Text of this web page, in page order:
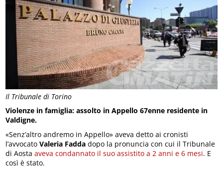
Il Tribunale di Torino
Violenze in famiglia: assolto in Appello 67enne residente in
Valdigne.
«Senz’altro andremo in Appello» aveva detto ai cronisti
l’avvocatoValeria Fadda dopo la pronuncia con cui il Tribunale
di Aostaaveva condannato il suo assistito a 2 anni e 6 mesi. E
così è stato.